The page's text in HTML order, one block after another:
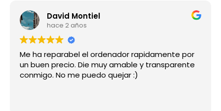
David Montiel
hace 2 años
Me ha reparabel el ordenador rapidamente por
un buen precio. Die muy amable y transparente
conmigo. No me puedo quejar :)